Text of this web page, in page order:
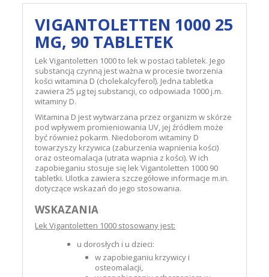
VIGANTOLETTEN 1000 25
ΜG, 90 TABLETEK
Lek Vigantoletten 1000 to lek w postaci tabletek. Jego
substancją czynną jest ważna w procesie tworzenia
kości witamina D (cholekalcyferol). Jedna tabletka
zawiera 25 μg tej substancji, co odpowiada 1000 j.m.
witaminy D.
Witamina D jest wytwarzana przez organizm w skórze
pod wpływem promieniowania UV, jej źródłem może
być również pokarm. Niedoborom witaminy D
towarzyszy krzywica (zaburzenia wapnienia kości)
oraz osteomalacja (utrata wapnia z kości). W ich
zapobieganiu stosuje się lek Vigantoletten 1000 90
tabletki. Ulotka zawiera szczegółowe informacje m.in.
dotyczące wskazań do jego stosowania.
WSKAZANIA
Lek Vigantoletten 1000 stosowany jest:
u dorosłych i u dzieci:
w zapobieganiu krzywicy i
osteomalacji,